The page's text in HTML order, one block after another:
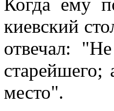
Когда ему
киевский
отвечал:
место".